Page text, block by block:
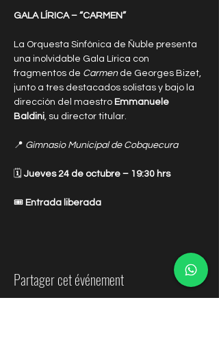
GALA LÍRICA – “CARMEN”
La Orquesta Sinfónica de Ñuble presenta
una inolvidable Gala Lírica con
fragmentos de Carmen de Georges Bizet,
junto a tres destacados solistas y bajo la
dirección del maestro Emmanuele
Baldini, su director titular.
📍 Gimnasio Municipal de Cobquecura
🗓 Jueves 24 de octubre – 19:30 hrs
🎟 Entrada liberada
Partager cet événement